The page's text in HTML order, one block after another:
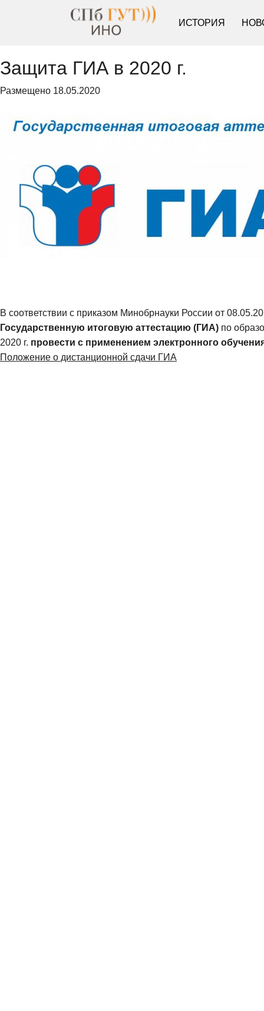
ИСТОРИЯ
Защита ГИА в 2020 г.
Размещено 18.05.2020
В соответствии с приказом Минобрнауки России от
Государственную итоговую аттестацию (ГИА) по
2020 г. провести с применением электронного
Положение о дистанционной сдачи ГИА